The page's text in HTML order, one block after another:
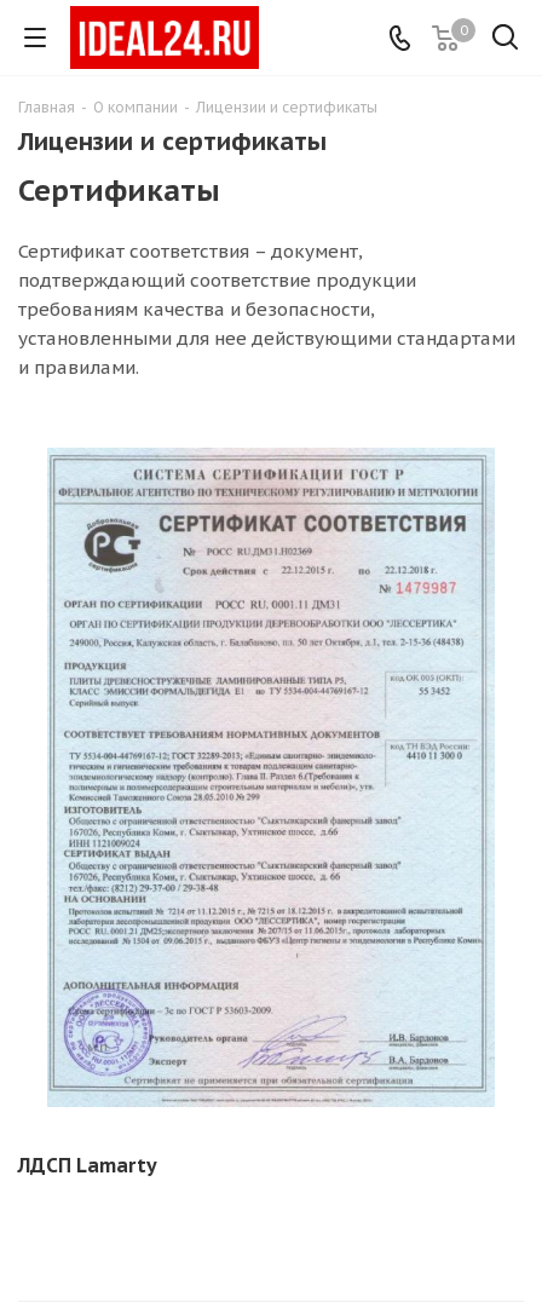
0
Главная - О компании - Лицензии и сертификаты
Лицензии и сертификаты
Сертификаты
Сертификат соответствия – документ,
подтверждающий соответствие продукции
требованиям качества и безопасности,
установленными для нее действующими стандартами
и правилами.
ЛДСП Lamarty